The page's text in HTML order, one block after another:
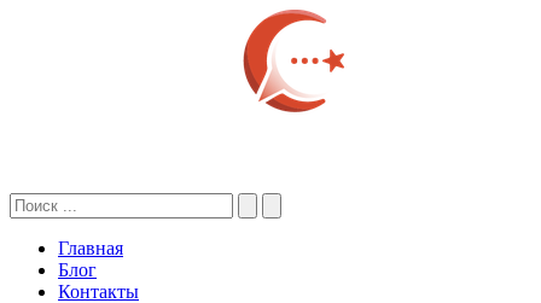
Главная
Блог
Контакты